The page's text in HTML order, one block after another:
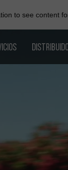
to see content